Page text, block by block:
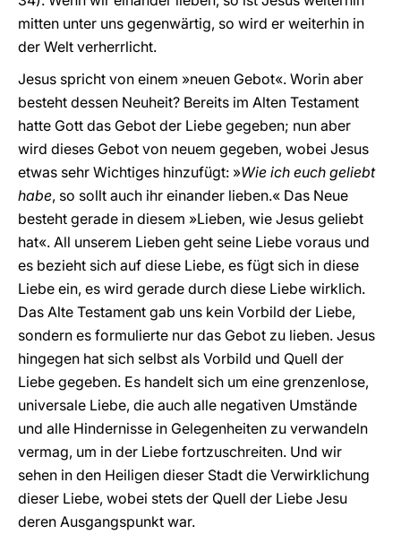
mitten unter uns gegenwärtig, so wird er weiterhin in
der Welt verherrlicht.
Jesus spricht von einem »neuen Gebot«. Worin aber
besteht dessen Neuheit? Bereits im Alten Testament
hatte Gott das Gebot der Liebe gegeben; nun aber
wird dieses Gebot von neuem gegeben, wobei Jesus
etwas sehr Wichtiges hinzufügt: »Wie ich euch geliebt
habe, so sollt auch ihr einander lieben.« Das Neue
besteht gerade in diesem »Lieben, wie Jesus geliebt
hat«. All unserem Lieben geht seine Liebe voraus und
es bezieht sich auf diese Liebe, es fügt sich in diese
Liebe ein, es wird gerade durch diese Liebe wirklich.
Das Alte Testament gab uns kein Vorbild der Liebe,
sondern es formulierte nur das Gebot zu lieben. Jesus
hingegen hat sich selbst als Vorbild und Quell der
Liebe gegeben. Es handelt sich um eine grenzenlose,
universale Liebe, die auch alle negativen Umstände
und alle Hindernisse in Gelegenheiten zu verwandeln
vermag, um in der Liebe fortzuschreiten. Und wir
sehen in den Heiligen dieser Stadt die Verwirklichung
dieser Liebe, wobei stets der Quell der Liebe Jesu
deren Ausgangspunkt war.